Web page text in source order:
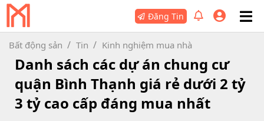
Đăng Tin
Bất động sản Tin Kinh nghiệm mua nhà
Danh sách các dự án chung cư
quận Bình Thạnh giá rẻ dưới 2 tỷ
3 tỷ cao cấp đáng mua nhất